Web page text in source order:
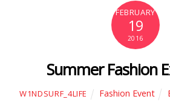
FEBRUARY
19
2016
Summer Fashion
W1NDSURF_4LIFE Fashion Event